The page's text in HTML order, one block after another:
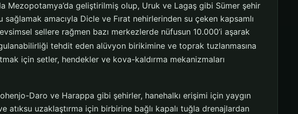
Mezopotamya’da geliştirilmiş olup, Uruk ve Lagaş gibi Sümer şehir
amacıyla Dicle ve Fırat nehirlerinden su çeken kapsamlı
sellere rağmen bazı merkezlerde nüfusun 10.000’i aşarak
tehdit eden alüvyon birikimine ve toprak tuzlanmasına
için setler, hendekler ve kova-kaldırma mekanizmaları
Daro ve Harappa gibi şehirler, hanehalkı erişimi için yaygın
atıksu uzaklaştırma için birbirine bağlı kapalı tuğla drenajlardan